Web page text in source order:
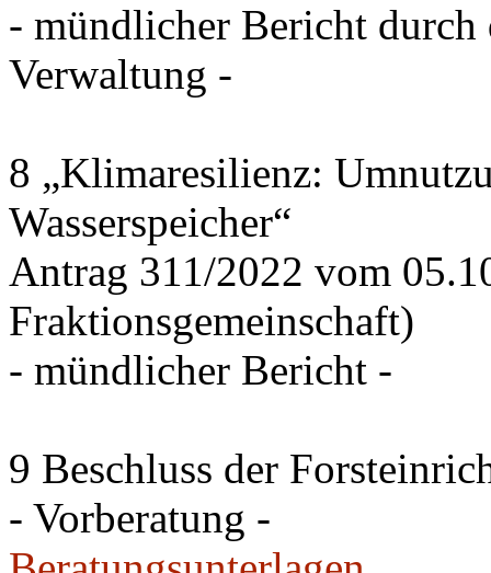
- mündlicher Bericht
Verwaltung -
8 „Klimaresilienz:
Wasserspeicher“
Antrag 311/2022 vom
Fraktionsgemeinschaft)
- mündlicher Bericht -
9 Beschluss der
- Vorberatung -